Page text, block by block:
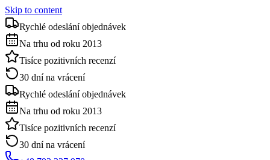
Skip to content
Rychlé odeslání objednávek
Na trhu od roku 2013
Tisíce pozitivních recenzí
30 dní na vrácení
Rychlé odeslání objednávek
Na trhu od roku 2013
Tisíce pozitivních recenzí
30 dní na vrácení